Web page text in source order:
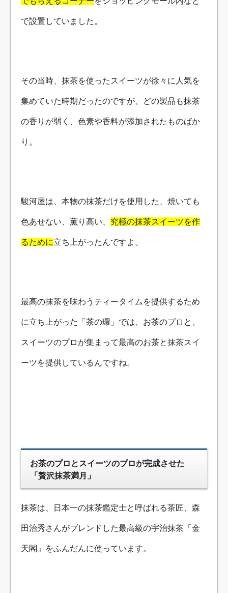
で設置していました。
その当時、抹茶を使ったスイーツが徐々に人気を
集めていた時期だったのですが、どの製品も抹茶
の香りが弱く、色素や香料が添加されたものばか
り。
駿河屋は、本物の抹茶だけを使用した、焼いても
色あせない、薫り高い、 究極の抹茶スイーツを作
るために立ち上がったんですよ。
最高の抹茶を味わうティータイムを提供するため
に立ち上がった「茶の環」では、お茶のプロと、
スイーツのプロが集まって最高のお茶と抹茶スイ
ーツを提供しているんですね。
お茶のプロとスイーツのプロが完成させた
「贅沢抹茶満月」
抹茶は、日本一の抹茶鑑定士と呼ばれる茶匠、森
田治秀さんがブレンドした最高級の宇治抹茶「金
天閣」をふんだんに使っています。